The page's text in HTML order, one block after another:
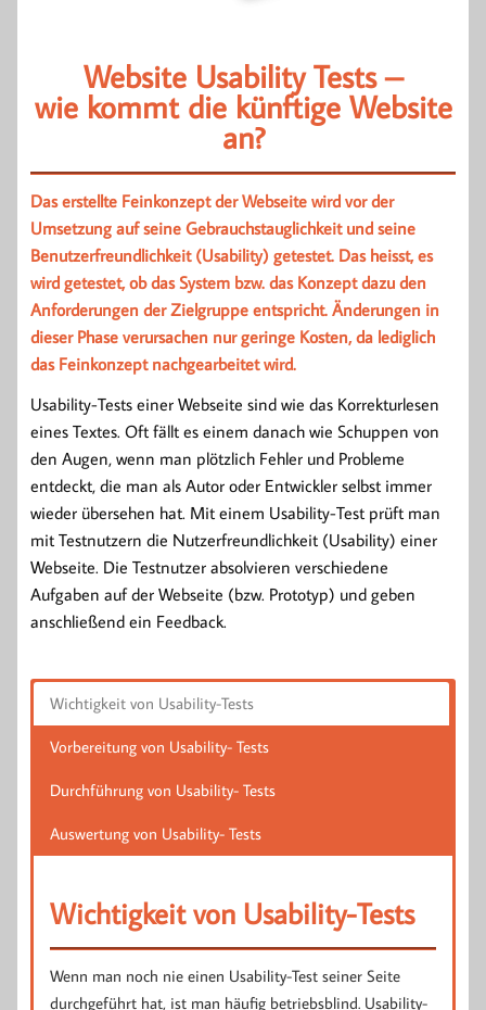
Website Usability Tests –
wie kommt die künftige Website
an?
Das erstellte Feinkonzept der Webseite wird vor der
Umsetzung auf seine Gebrauchstauglichkeit und seine
Benutzerfreundlichkeit (Usability) getestet. Das heisst, es
wird getestet, ob das System bzw. das Konzept dazu den
Anforderungen der Zielgruppe entspricht. Änderungen in
dieser Phase verursachen nur geringe Kosten, da lediglich
das Feinkonzept nachgearbeitet wird.
Usability-Tests einer Webseite sind wie das Korrekturlesen
eines Textes. Oft fällt es einem danach wie Schuppen von
den Augen, wenn man plötzlich Fehler und Probleme
entdeckt, die man als Autor oder Entwickler selbst immer
wieder übersehen hat. Mit einem Usability-Test prüft man
mit Testnutzern die Nutzerfreundlichkeit (Usability) einer
Webseite. Die Testnutzer absolvieren verschiedene
Aufgaben auf der Webseite (bzw. Prototyp) und geben
anschließend ein Feedback.
Wichtigkeit von Usability-Tests
Vorbereitung von Usability- Tests
Durchführung von Usability- Tests
Auswertung von Usability- Tests
Wichtigkeit von Usability-Tests
Wenn man noch nie einen Usability-Test seiner Seite
durchgeführt hat, ist man häufig betriebsblind. Usability-